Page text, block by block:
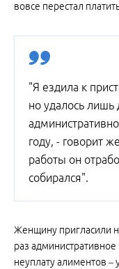
вовсе перестал
"Я ездила к
но удалось лишь
году, - говорит
работы он
собирался".
Женщину пригласили
раз
неуплату алиментов –